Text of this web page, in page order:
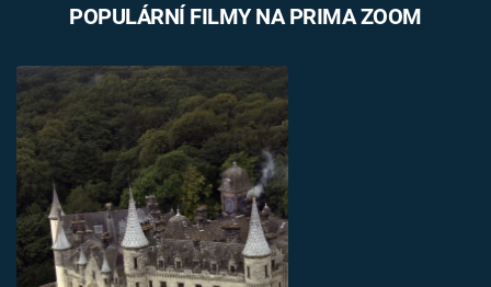
POPULÁRNÍ FILMY NA PRIMA ZOOM